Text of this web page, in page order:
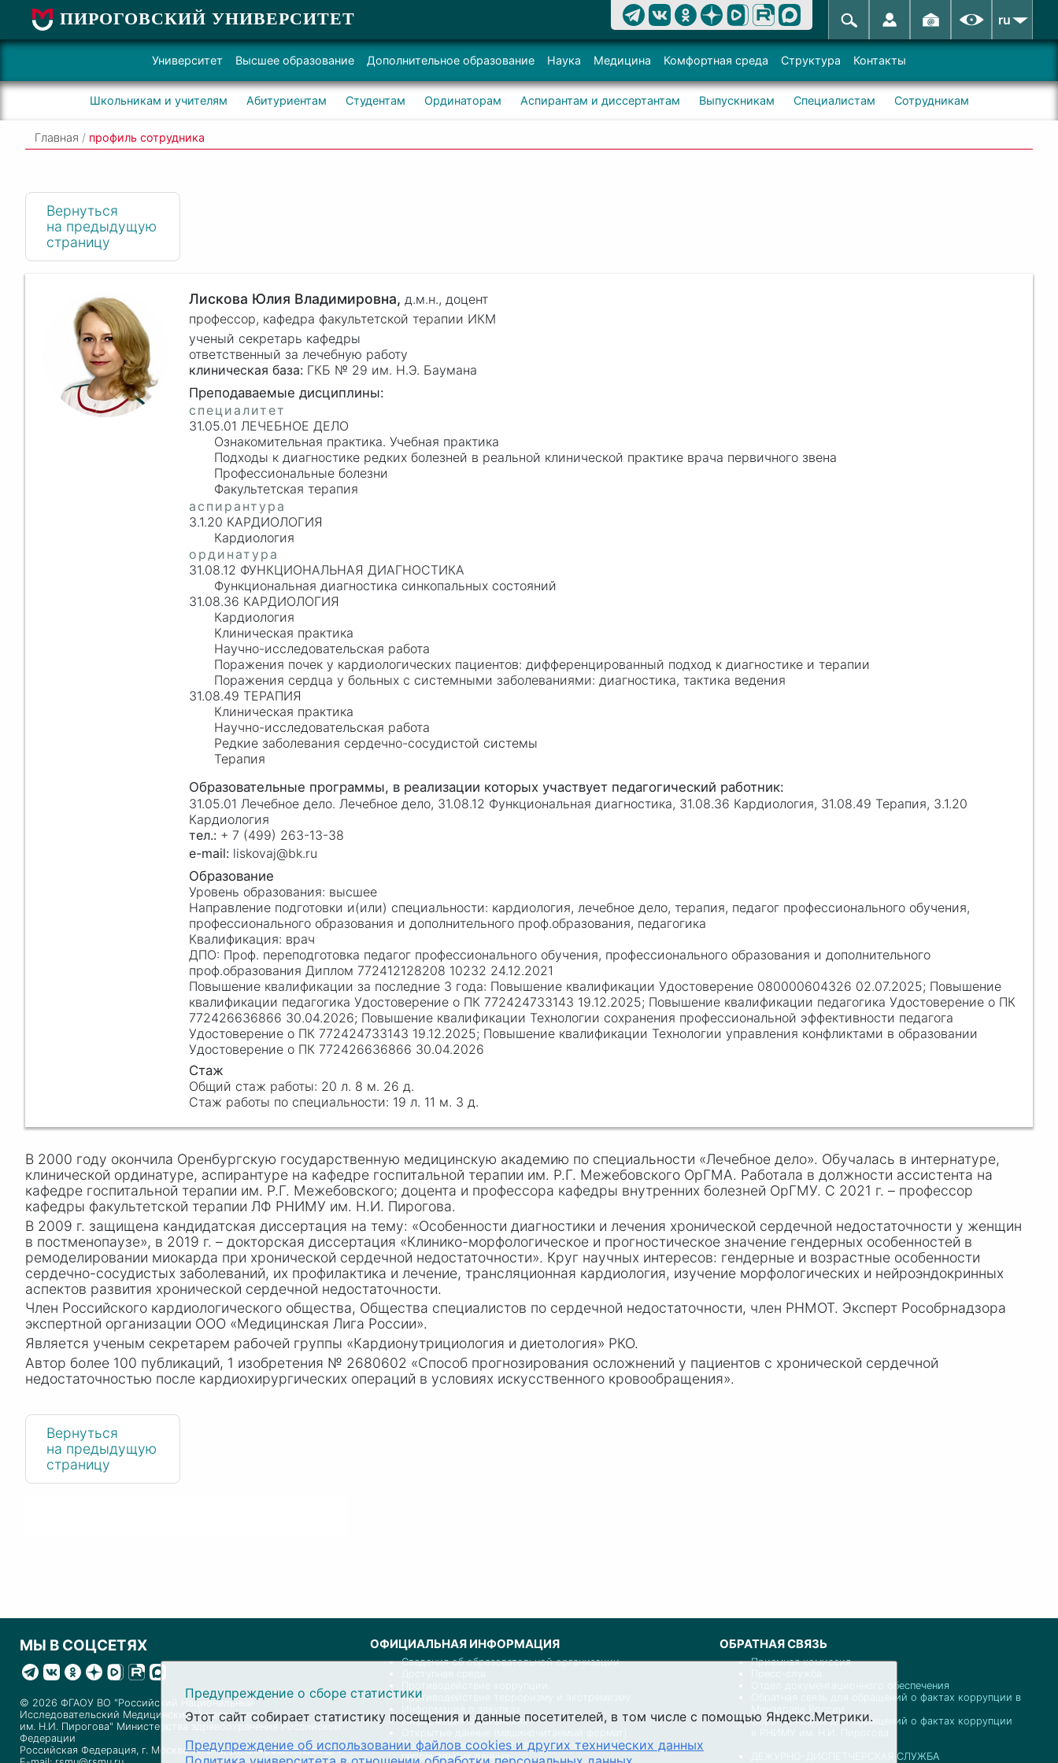
ПИРОГОВСКИЙ УНИВЕРСИТЕТ ru
Университет Высшее образование Дополнительное образование Наука Медицина Комфортная среда Структура Контакты
Школьникам и учителям Абитуриентам Студентам Ординаторам Аспирантам и диссертантам Выпускникам Специалистам Сотрудникам
Главная / профиль сотрудника
Вернуться
на предыдущую
страницу
Лискова Юлия Владимировна, д.м.н., доцент
профессор, кафедра факультетской терапии ИКМ
ученый секретарь кафедры
ответственный за лечебную работу
клиническая база:ГКБ № 29 им. Н.Э. Баумана
31.05.01 ЛЕЧЕБНОЕ ДЕЛО
Ознакомительная практика. Учебная практика
Подходы к диагностике редких болезней в реальной клинической практике врача первичного звена
Профессиональные болезни
Факультетская терапия
3.1.20 КАРДИОЛОГИЯ
Кардиология
31.08.12 ФУНКЦИОНАЛЬНАЯ ДИАГНОСТИКА
Функциональная диагностика синкопальных состояний
31.08.36 КАРДИОЛОГИЯ
Кардиология
Клиническая практика
Научно-исследовательская работа
Поражения почек у кардиологических пациентов: дифференцированный подход к диагностике и терапии
Поражения сердца у больных с системными заболеваниями: диагностика, тактика ведения
31.08.49 ТЕРАПИЯ
Клиническая практика
Научно-исследовательская работа
Редкие заболевания сердечно-сосудистой системы
Терапия
31.05.01 Лечебное дело. Лечебное дело, 31.08.12 Функциональная диагностика, 31.08.36 Кардиология, 31.08.49 Терапия, 3.1.20
Кардиология
+ 7 (499) 263-13-38
liskovaj@bk.ru
высшее
кардиология, лечебное дело, терапия, педагог профессионального обучения,
профессионального образования и дополнительного проф.образования, педагогика
врач
Проф. переподготовка педагог профессионального обучения, профессионального образования и дополнительного
проф.образования Диплом 772412128208 10232 24.12.2021
Повышение квалификации Удостоверение 080000604326 02.07.2025; Повышение
квалификации педагогика Удостоверение о ПК 772424733143 19.12.2025; Повышение квалификации педагогика Удостоверение о ПК
772426636866 30.04.2026; Повышение квалификации Технологии сохранения профессиональной эффективности педагога
Удостоверение о ПК 772424733143 19.12.2025; Повышение квалификации Технологии управления конфликтами в образовании
Удостоверение о ПК 772426636866 30.04.2026
20 л. 8 м. 26 д.
19 л. 11 м. 3 д.
В 2000 году окончила Оренбургскую государственную медицинскую академию по специальности «Лечебное дело». Обучалась в интернатуре,
клинической ординатуре, аспирантуре на кафедре госпитальной терапии им. Р.Г. Межебовского ОрГМА. Работала в должности ассистента на
кафедре госпитальной терапии им. Р.Г. Межебовского; доцента и профессора кафедры внутренних болезней ОрГМУ. С 2021 г. – профессор
кафедры факультетской терапии ЛФ РНИМУ им. Н.И. Пирогова.
В 2009 г. защищена кандидатская диссертация на тему: «Особенности диагностики и лечения хронической сердечной недостаточности у женщин
в постменопаузе», в 2019 г. – докторская диссертация «Клинико-морфологическое и прогностическое значение гендерных особенностей в
ремоделировании миокарда при хронической сердечной недостаточности». Круг научных интересов: гендерные и возрастные особенности
сердечно-сосудистых заболеваний, их профилактика и лечение, трансляционная кардиология, изучение морфологических и нейроэндокринных
аспектов развития хронической сердечной недостаточности.
Член Российского кардиологического общества, Общества специалистов по сердечной недостаточности, член РНМОТ. Эксперт Рособрнадзора
экспертной организации ООО «Медицинская Лига России».
Является ученым секретарем рабочей группы «Кардионутрициология и диетология» РКО.
Автор более 100 публикаций, 1 изобретения № 2680602 «Способ прогнозирования осложнений у пациентов с хронической сердечной
недостаточностью после кардиохирургических операций в условиях искусственного кровообращения».
Вернуться
на предыдущую
страницу
МЫ В СОЦСЕТЯХ
© 2026 ФГАОУ ВО "Российский Национальный
Исследовательский Медицинский Университет
им. Н.И. Пирогова" Министерства здравоохранения Российской
Федерации
Российская Федерация, г. Москва 117513, ул. Островитянова д. 1
ОФИЦИАЛЬНАЯ ИНФОРМАЦИЯ
Сведения об образовательной организации
Противодействие терроризму и экстремизму
Информация о вакансиях
Политика университета в отношении обработки
персональных данных
ОБРАТНАЯ СВЯЗЬ
Приемная комиссия
Отдел документационного обеспечения
Обратная связь для обращений о фактах коррупции в
Минздраве России
Обратная связь для обращений о фактах коррупции
ДЕЖУРНО-ДИСПЕТЧЕРСКАЯ СЛУЖБА
Предупреждение о сборе статистики
Этот сайт собирает статистику посещения и данные посетителей, в том числе с помощью Яндекс.Метрики.
Предупреждение об использовании файлов cookies и других технических данных